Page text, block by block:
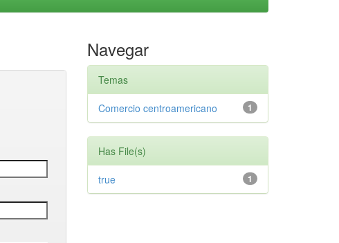
Navegar
Temas
1
Comercio centroamericano
Has File(s)
1
true